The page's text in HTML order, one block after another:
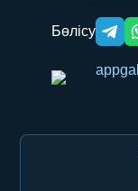
Бөлісу